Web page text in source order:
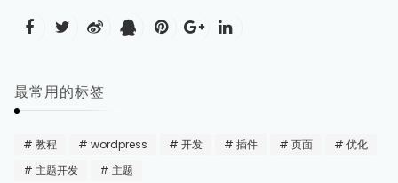
最常用的标签
教程 wordpress 开发 插件 页面
优化
主题开发
主题